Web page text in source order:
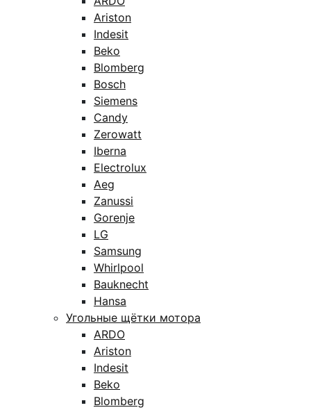
Ariston
Indesit
Beko
Blomberg
Bosch
Siemens
Candy
Zerowatt
Iberna
Electrolux
Aeg
Zanussi
Gorenje
LG
Samsung
Whirlpool
Bauknecht
Hansa
Угольные щётки мотора
ARDO
Ariston
Indesit
Beko
Blomberg